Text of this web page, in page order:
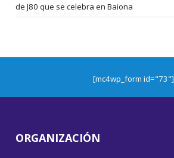
de J80 que se celebra en Baiona
[mc4wp_form id="73"]
ORGANIZACIÓN